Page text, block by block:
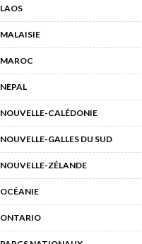
LAOS
MALAISIE
MAROC
NEPAL
NOUVELLE-CALÉDONIE
NOUVELLE-GALLES DU SUD
NOUVELLE-ZÉLANDE
OCÉANIE
ONTARIO